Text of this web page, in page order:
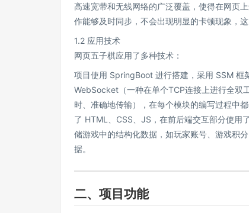
高速宽带和无线网络的广泛覆盖，使得在网页
作能够及时同步，不会出现明显的卡顿现象，
1.2 应用技术
网页五子棋应用了多种技术：
项目使用 SpringBoot 进行搭建，采用 SSM
WebSocket（一种在单个TCP连接上进行全双
时、准确地传输），在每个模块的编写过程中
了 HTML、CSS、JS，在前后端交互部分使
储游戏中的结构化数据，如玩家账号、游戏积
据。
二、项目功能